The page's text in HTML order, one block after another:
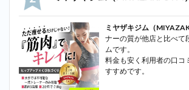
ミヤザキジム（
ナーの質が他店と比べて
ムです。
料金も安く利用者の口コ
すすめです。